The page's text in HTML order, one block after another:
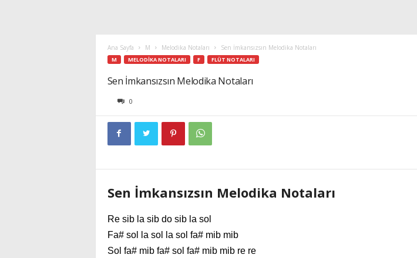
Ana Sayfa M Melodika Notaları Sen İmkansızsın Melodika Notaları
M MELODIKA NOTALARI F FLÜT NOTALARI
Sen İmkansızsın Melodika Notaları
0
Sen İmkansızsın Melodika Notaları
Re sib la sib do sib la sol
Fa# sol la sol la sol fa# mib mib
Sol fa# mib fa# sol fa# mib mib re re